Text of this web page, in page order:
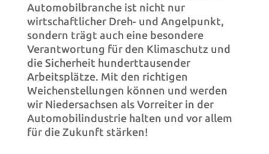
Automobilbranche ist nicht nur
wirtschaftlicher Dreh- und Angelpunkt,
sondern trägt auch eine besondere
Verantwortung für den Klimaschutz und
die Sicherheit hunderttausender
Arbeitsplätze. Mit den richtigen
Weichenstellungen können und werden
wir Niedersachsen als Vorreiter in der
Automobilindustrie halten und vor allem
für die Zukunft stärken!